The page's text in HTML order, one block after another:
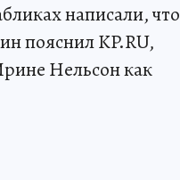
написали, что
пояснил KP.RU,
Нельсон как